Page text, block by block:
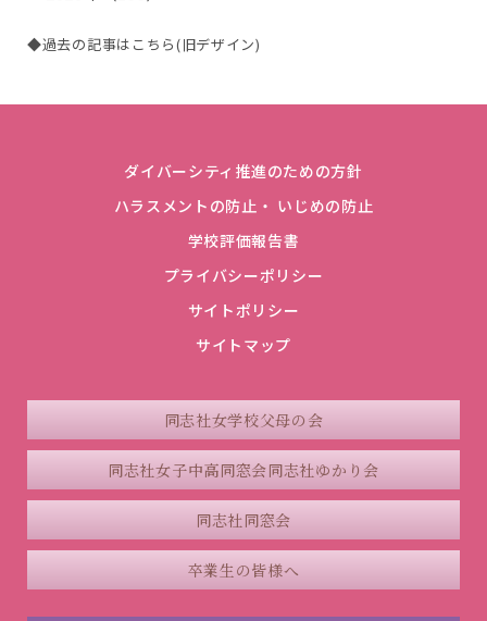
◆過去の記事はこちら(旧デザイン)
ダイバーシティ推進のための方針
ハラスメントの防止・ いじめの防止
学校評価報告書
プライバシーポリシー
サイトポリシー
サイトマップ
同志社女学校父母の会
同志社女子中高同窓会同志社ゆかり会
同志社同窓会
卒業生の皆様へ